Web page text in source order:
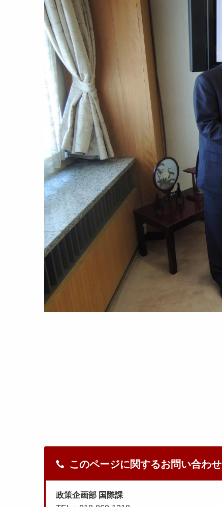
このページに関するお問い合わせ
政策企画部 国際課